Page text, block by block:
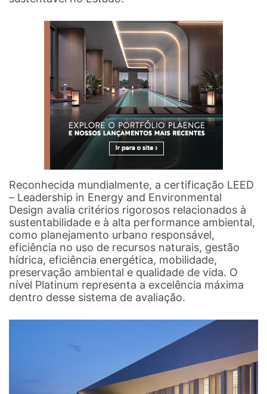
Reconhecida mundialmente, a certificação LEED
– Leadership in Energy and Environmental
Design avalia critérios rigorosos relacionados à
sustentabilidade e à alta performance ambiental,
como planejamento urbano responsável,
eficiência no uso de recursos naturais, gestão
hídrica, eficiência energética, mobilidade,
preservação ambiental e qualidade de vida. O
nível Platinum representa a excelência máxima
dentro desse sistema de avaliação.